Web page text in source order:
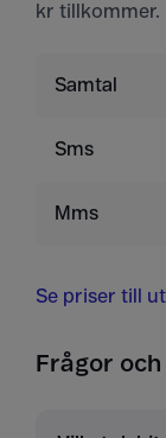
kr tillkommer.
Samtal
Sms
Mms
Se priser till
Frågor